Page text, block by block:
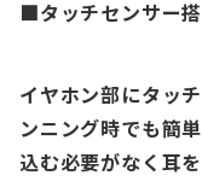
■タッチセンサー
イヤホン部にタッ
ンニング時でも簡
込む必要がなく耳